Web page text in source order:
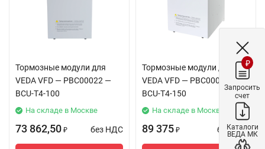
Тормозные модули для
VEDA VFD — PBC00022 —
BCU-T4-100
На складе в Москве
73 862,50 ₽ без НДС
Тормозные модули для
VEDA VFD — PBC00023 —
BCU-T4-150
На складе в Москве
89 375 ₽ без НДС
₽
Запросить
счет
Каталоги
ВЕДА МК